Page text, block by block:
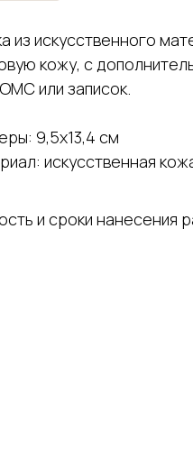
из искусственного
кожу, с
или записок.
9,5х13,4 см
искусственная
и сроки нанесения